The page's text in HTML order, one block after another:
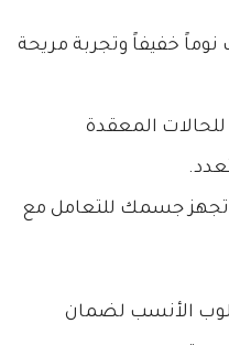
خفيفاً وتجربة مريحة
المعقدة
تجهز جسمك للتعامل مع
الأنسب لضمان